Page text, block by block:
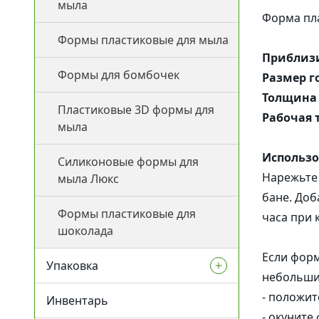
Для поврежденной кожи
Купероз
Для волос
Для детей
Для кожи век
Для губ
Антиполюшн - защита в
городе
После бритья
Эмульгаторы
Ламеллярные эмульгаторы
Прямые эмульгаторы
Обратные эмульгаторы
Со-Эмульгаторы
Гелеобразователи и
загустители
Воски и загустители для
масел
Загустители для ПАВ
Гелеобразователи
ПАВы, Со-ПАВы,
солюбилизаторы
Консерванты
Экстракты
Жидкие экстракты (ВСГ)
Масляные экстракты
СО2 экстракты
Кислоты
Пилинги
Регуляторы кислотности
Силиконы и эмоленты
УФ-защита
Скрабы
Сухоцветы и пряности
мыла
Формы пластиковые для мыла
Формы для бомбочек
Пластиковые 3D формы для
мыла
Силиконовые формы для
мыла Люкс
Формы пластиковые для
шоколада
Упаковка
Ленты и бечевка
Инвентарь
Форма
Размер
Толщина
Рабочая
бане.
часа при
Если
-